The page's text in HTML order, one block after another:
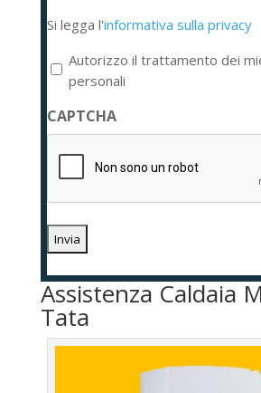
legga
l'informativa
sulla
privacy
*
Si legga l'informativa sulla privacy
Autorizzo il trattamento dei
personali
CAPTCHA
Assistenza Caldaia
Tata